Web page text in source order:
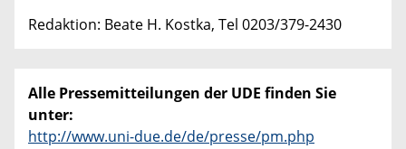
Redaktion: Beate H. Kostka, Tel 0203/379-2430
Alle Pressemitteilungen der UDE finden Sie
unter:
http://www.uni-due.de/de/presse/pm.php